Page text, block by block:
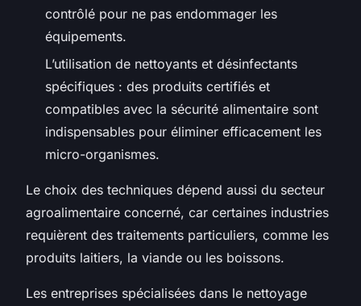
contrôlé pour ne pas endommager les
équipements.
L’utilisation de nettoyants et désinfectants
spécifiques : des produits certifiés et
compatibles avec la sécurité alimentaire sont
indispensables pour éliminer efficacement les
micro-organismes.
Le choix des techniques dépend aussi du secteur
agroalimentaire concerné, car certaines industries
requièrent des traitements particuliers, comme les
produits laitiers, la viande ou les boissons.
Les entreprises spécialisées dans le nettoyage